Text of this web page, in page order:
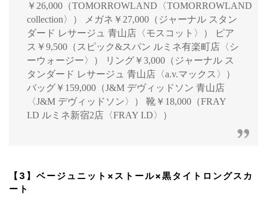
￥26,000（TOMORROWLAND〈TOMORROWLAND
collection〉） メガネ￥27,000（ジャーナル スタン
ダード レサージュ 青山店〈モスコット〉） ピア
ス￥9,500（スピック&スパン ルミネ有楽町店〈シ
ーウォージー〉） リング￥3,000（ジャーナル ス
タンダード レサージュ 青山店〈a.v.マックス〉）
バッグ￥159,000（J&M デヴィッドソン 青山店
〈J&M デヴィッドソン〉） 靴￥18,000（FRAY
I.D ルミネ新宿2店〈FRAY I.D〉）
【3】ベージュニット×ストール×黒タイトロングスカ
ート